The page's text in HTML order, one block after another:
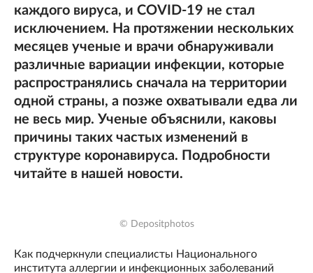
каждого вируса, и COVID-19 не стал
исключением. На протяжении нескольких
месяцев ученые и врачи обнаруживали
различные вариации инфекции, которые
распространялись сначала на территории
одной страны, а позже охватывали едва ли
не весь мир. Ученые объяснили, каковы
причины таких частых изменений в
структуре коронавируса. Подробности
читайте в нашей новости.
© Depositphotos
Как подчеркнули специалисты Национального
института аллергии и инфекционных заболеваний